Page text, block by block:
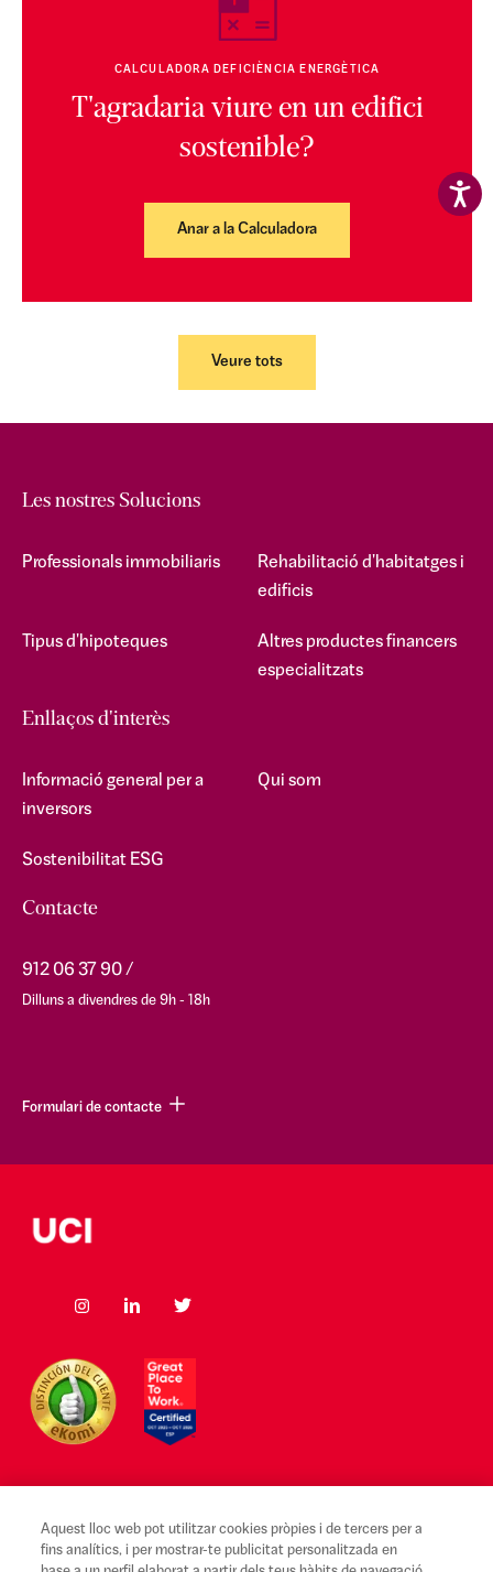
CALCULADORA DEFICIÈNCIA ENERGÈTICA
T'agradaria viure en un edifici
sostenible?
Anar a la Calculadora
Veure tots
Les nostres Solucions
Professionals immobiliaris
Rehabilitació d'habitatges i
edificis
Tipus d'hipoteques
Altres productes financers
especialitzats
Enllaços d'interès
Informació general per a
inversors
Qui som
Sostenibilitat ESG
Contacte
912 06 37 90
Dilluns a divendres de 9h - 18h
Formulari de contacte
Avís legal i Condicions d'ús
Aquest lloc web pot utilitzar cookies pròpies i de tercers per a
fins analítics, i per mostrar-te publicitat personalitzada en